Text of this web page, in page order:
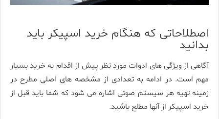
اصطلاحاتی که هنگام خرید اسپیکر باید
بدانید
آگاهی از ویژگی­ های ادوات مورد نظر پیش از اقدام به خرید بسیار
مهم است. در ادامه به تعدادی از مشخصه های اصلی مطرح در
زمینه تهیه هر سیستم صوتی اشاره می­ شود که شما باید قبل از
خرید اسپیکر از آنها مطلع باشید.